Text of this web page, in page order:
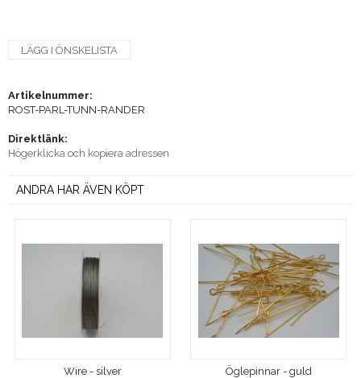
LÄGG I ÖNSKELISTA
Artikelnummer:
ROST-PARL-TUNN-RANDER
Direktlänk:
Högerklicka och kopiera adressen
ANDRA HAR ÄVEN KÖPT
Wire - silver Öglepinnar - guld